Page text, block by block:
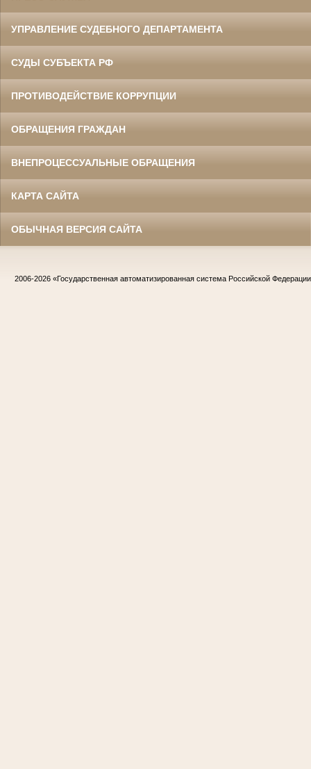
УПРАВЛЕНИЕ СУДЕБНОГО ДЕПАРТАМЕНТА
СУДЫ СУБЪЕКТА РФ
ПРОТИВОДЕЙСТВИЕ КОРРУПЦИИ
ОБРАЩЕНИЯ ГРАЖДАН
ВНЕПРОЦЕССУАЛЬНЫЕ ОБРАЩЕНИЯ
КАРТА САЙТА
ОБЫЧНАЯ ВЕРСИЯ САЙТА
2006-2026 «Государственная автоматизированная система Российской